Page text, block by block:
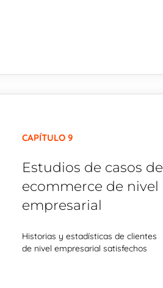
CAPÍTULO 9
Estudios de casos de
ecommerce de nivel
empresarial
Historias y estadísticas de clientes
de nivel empresarial satisfechos